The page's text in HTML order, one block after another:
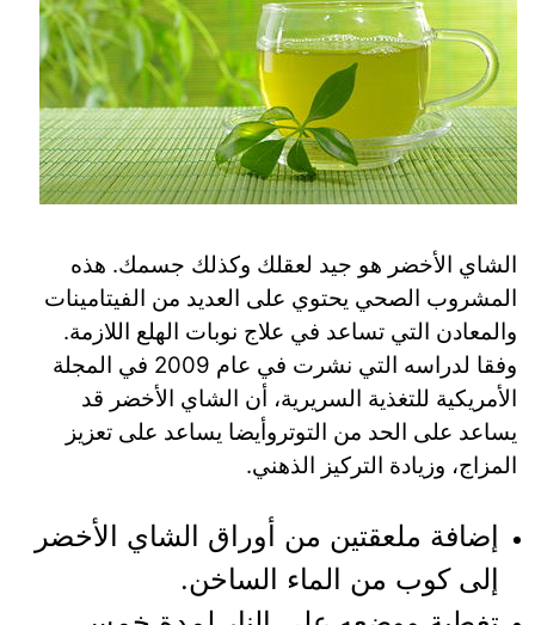
الشاي الأخضر هو جيد لعقلك وكذلك جسمك. هذه
المشروب الصحي يحتوي على العديد من الفيتامينات
والمعادن التي تساعد في علاج نوبات الهلع اللازمة.
وفقا لدراسه التي نشرت في عام 2009 في المجلة
الأمريكية للتغذية السريرية، أن الشاي الأخضر قد
يساعد على الحد من التوتروأيضا يساعد على تعزيز
المزاج، وزيادة التركيز الذهني.
إضافة ملعقتين من أوراق الشاي الأخضر
إلى كوب من الماء الساخن.